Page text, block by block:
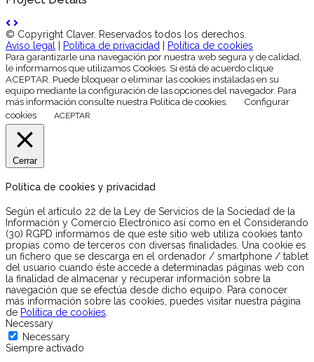
© Copyright Claver. Reservados todos los derechos.
Aviso legal
Política de privacidad
Política de cookies
Para garantizarle una navegación por nuestra web segura y de calidad,
le informamos que utilizamos Cookies. Si está de acuerdo clique
ACEPTAR. Puede bloquear o eliminar las cookies instaladas en su
equipo mediante la configuración de las opciones del navegador. Para
más información consulte nuestra Política de cookies.
Configurar
cookies
ACEPTAR
Cerrar
Política de cookies y privacidad
Según el artículo 22 de la Ley de Servicios de la Sociedad de la
Información y Comercio Electrónico así como en el Considerando
(30) RGPD informamos de que este sitio web utiliza cookies tanto
propias como de terceros con diversas finalidades. Una cookie es
un fichero que se descarga en el ordenador / smartphone / tablet
del usuario cuando éste accede a determinadas páginas web con
la finalidad de almacenar y recuperar información sobre la
navegación que se efectúa desde dicho equipo. Para conocer
más información sobre las cookies, puedes visitar nuestra página
de Política de cookies
Necessary
Necessary
Siempre activado